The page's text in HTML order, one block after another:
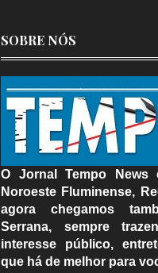
SOBRE NÓS
O Jornal Tempo News
Noroeste Fluminense,
agora chegamos
Serrana, sempre
interesse público,
que há de melhor para